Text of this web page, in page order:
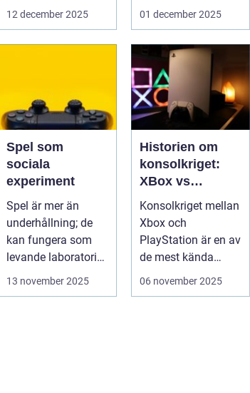
föret...
12 december 2025
hela v...
01 december 2025
Spel som
sociala
experiment
Spel är mer än
underhållning; de
kan fungera som
levande laboratorier
för m&aum...
13 november 2025
Historien om
konsolkriget:
XBox vs
PlayStation
Konsolkriget mellan
Xbox och
PlayStation är en av
de mest kända
rivaliteterna i
06 november 2025